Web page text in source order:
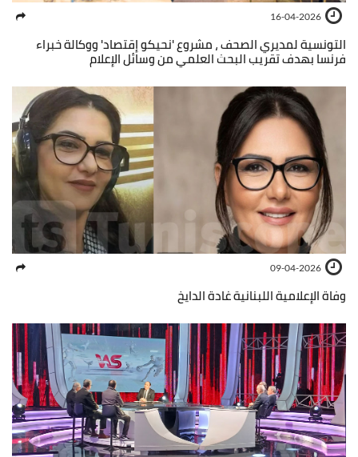
16-04-2026
التونسية لمديري الصحف ، مشروع 'نحيكو إقتصاد' ووكالة خبراء
فرنسا بهدف تقريب البحث العلمي من وسائل الإعلام
09-04-2026
وفاة الإعلامية اللبنانية غادة الدايخ